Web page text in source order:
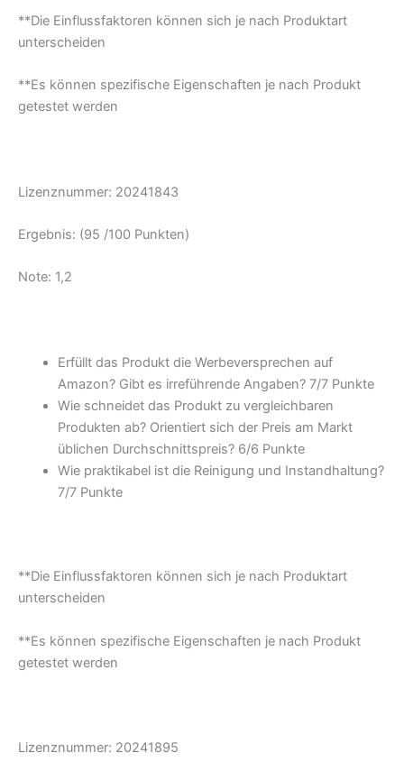
**Die Einflussfaktoren können sich je nach Produktart
unterscheiden
**Es können spezifische Eigenschaften je nach Produkt
getestet werden
Lizenznummer: 20241843
Ergebnis: (95 /100 Punkten)
Note: 1,2
Erfüllt das Produkt die Werbeversprechen auf
Amazon? Gibt es irreführende Angaben? 7/7 Punkte
Wie schneidet das Produkt zu vergleichbaren
Produkten ab? Orientiert sich der Preis am Markt
üblichen Durchschnittspreis? 6/6 Punkte
Wie praktikabel ist die Reinigung und Instandhaltung?
7/7 Punkte
**Die Einflussfaktoren können sich je nach Produktart
unterscheiden
**Es können spezifische Eigenschaften je nach Produkt
getestet werden
Lizenznummer: 20241895